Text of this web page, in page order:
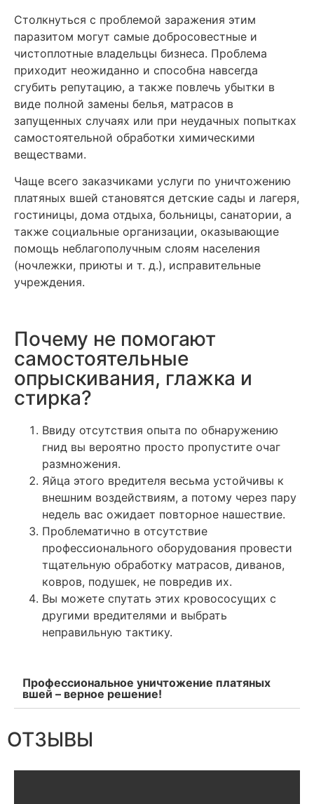
Столкнуться с проблемой заражения этим
паразитом могут самые добросовестные и
чистоплотные владельцы бизнеса. Проблема
приходит неожиданно и способна навсегда
сгубить репутацию, а также повлечь убытки в
виде полной замены белья, матрасов в
запущенных случаях или при неудачных попытках
самостоятельной обработки химическими
веществами.
Чаще всего заказчиками услуги по уничтожению
платяных вшей становятся детские сады и лагеря,
гостиницы, дома отдыха, больницы, санатории, а
также социальные организации, оказывающие
помощь неблагополучным слоям населения
(ночлежки, приюты и т. д.), исправительные
учреждения.
Почему не помогают
самостоятельные
опрыскивания, глажка и
стирка?
Ввиду отсутствия опыта по обнаружению
гнид вы вероятно просто пропустите очаг
размножения.
Яйца этого вредителя весьма устойчивы к
внешним воздействиям, а потому через пару
недель вас ожидает повторное нашествие.
Проблематично в отсутствие
профессионального оборудования провести
тщательную обработку матрасов, диванов,
ковров, подушек, не повредив их.
Вы можете спутать этих кровососущих с
другими вредителями и выбрать
неправильную тактику.
Профессиональное уничтожение платяных
вшей – верное решение!
ОТЗЫВЫ